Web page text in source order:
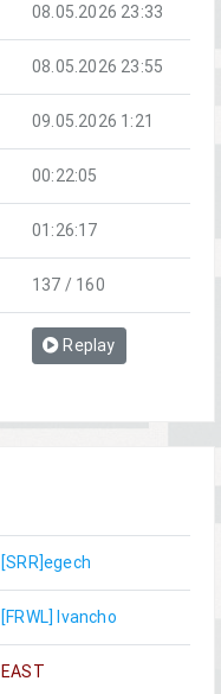
08.05.2026 23:33
08.05.2026 23:55
09.05.2026 1:21
00:22:05
01:26:17
137 / 160
Replay
[SRR]egech
[FRWL] Ivancho
EAST